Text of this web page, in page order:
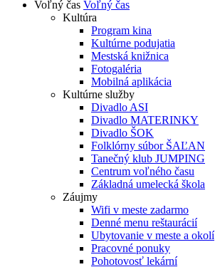
Voľný čas Voľný čas
Kultúra
Program kina
Kultúrne podujatia
Mestská knižnica
Fotogaléria
Mobilná aplikácia
Kultúrne služby
Divadlo ASI
Divadlo MATERINKY
Divadlo ŠOK
Folklórny súbor ŠAĽAN
Tanečný klub JUMPING
Centrum voľného času
Základná umelecká škola
Záujmy
Wifi v meste zadarmo
Denné menu reštaurácií
Ubytovanie v meste a okolí
Pracovné ponuky
Pohotovosť lekární